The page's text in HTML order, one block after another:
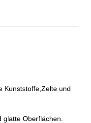
Kunststoffe,Zelte und
Oberflächen.